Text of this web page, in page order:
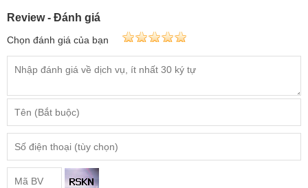
Review - Đánh giá
Chọn đánh giá của bạn